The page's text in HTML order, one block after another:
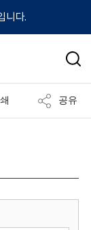
니다.
검
공유